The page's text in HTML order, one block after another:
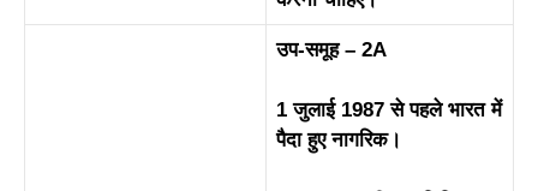
उप-समूह – 2A
1 जुलाई 1987 से पहले भारत में
पैदा हुए नागरिक।